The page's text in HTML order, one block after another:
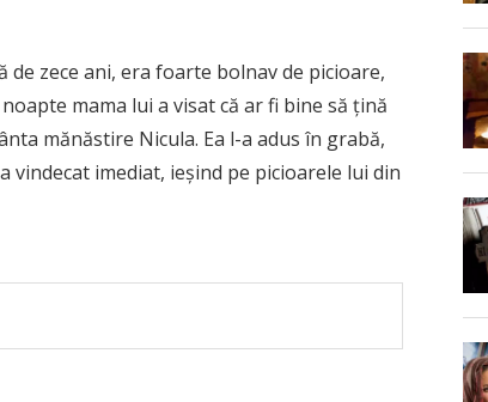
zece ani, era foarte bolnav de picioare,
mama lui a visat că ar fi bine să ţină
mănăstire Nicula. Ea l-a adus în grabă,
imediat, ieşind pe picioarele lui din